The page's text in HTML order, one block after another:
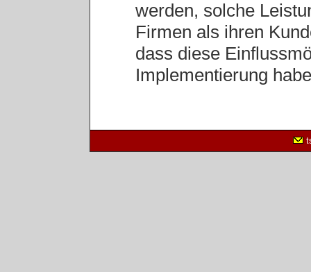
werden, solche
Firmen als ihren
dass diese
Implementierung